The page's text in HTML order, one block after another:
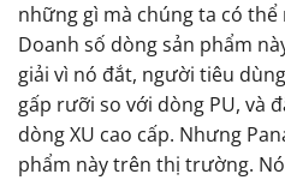
những gì mà chúng ta có thể
Doanh số dòng sản phẩm
giải vì nó đắt, người tiêu
gấp rưỡi so với dòng PU, và
dòng XU cao cấp. Nhưng
phẩm này trên thị trường.